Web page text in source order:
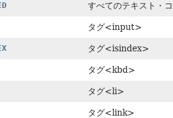
すべてのテキスト・
タグ<input>
タグ<isindex>
タグ<kbd>
タグ<li>
タグ<link>